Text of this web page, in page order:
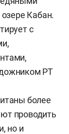
Кабан.
с
РТ
более
проводить
но и